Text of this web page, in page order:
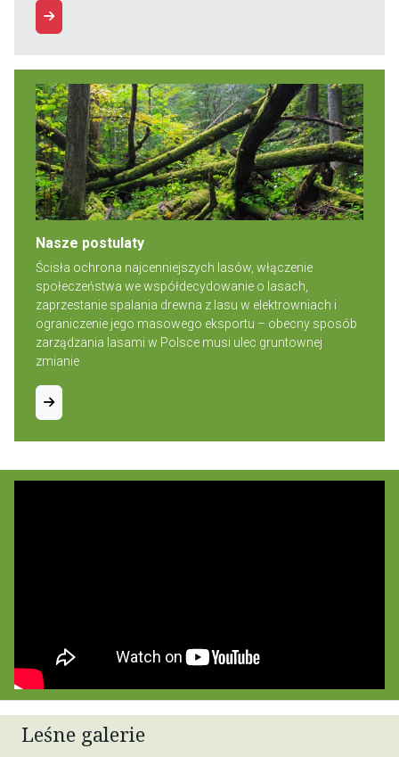
Nasze postulaty
Ścisła ochrona najcenniejszych lasów, włączenie
społeczeństwa we współdecydowanie o lasach,
zaprzestanie spalania drewna z lasu w elektrowniach i
ograniczenie jego masowego eksportu – obecny sposób
zarządzania lasami w Polsce musi ulec gruntownej
zmianie
Leśne galerie